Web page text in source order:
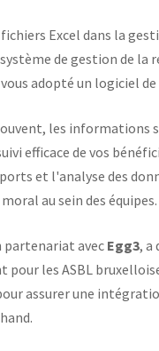
Excel dans la
de gestion de la
adopté un logiciel
les
efficace de vos
et l'analyse des
au sein des équipes.
partenariat avecEgg3, a
pour les ASBL
assurer une